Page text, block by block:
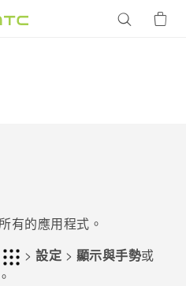
有的應用程式。
> 設定 > 顯示與手勢或
。